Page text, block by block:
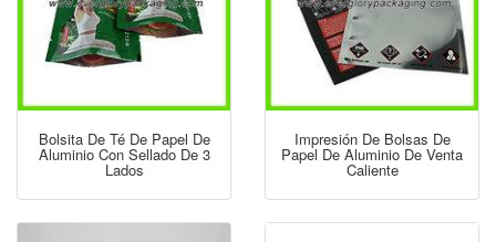
Bolsita De Té De Papel De
Aluminio Con Sellado De 3
Lados
Impresión De Bolsas De
Papel De Aluminio De Venta
Caliente